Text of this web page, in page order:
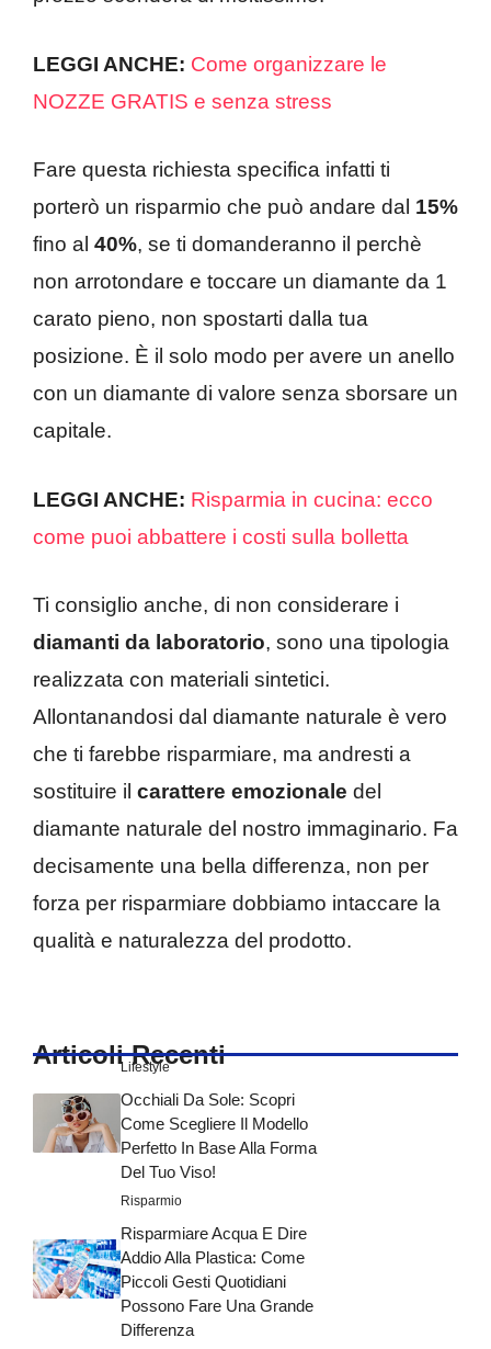
LEGGI ANCHE: Come organizzare le
NOZZE GRATIS e senza stress
Fare questa richiesta specifica infatti ti
porterò un risparmio che può andare dal 15%
fino al 40%, se ti domanderanno il perchè
non arrotondare e toccare un diamante da 1
carato pieno, non spostarti dalla tua
posizione. È il solo modo per avere un anello
con un diamante di valore senza sborsare un
capitale.
LEGGI ANCHE: Risparmia in cucina: ecco
come puoi abbattere i costi sulla bolletta
Ti consiglio anche, di non considerare i
diamanti da laboratorio, sono una tipologia
realizzata con materiali sintetici.
Allontanandosi dal diamante naturale è vero
che ti farebbe risparmiare, ma andresti a
sostituire il carattere emozionale del
diamante naturale del nostro immaginario. Fa
decisamente una bella differenza, non per
forza per risparmiare dobbiamo intaccare la
qualità e naturalezza del prodotto.
Articoli Recenti
Lifestyle
Occhiali Da Sole: Scopri
Come Scegliere Il Modello
Perfetto In Base Alla Forma
Del Tuo Viso!
Risparmio
Risparmiare Acqua E Dire
Addio Alla Plastica: Come
Piccoli Gesti Quotidiani
Possono Fare Una Grande
Differenza